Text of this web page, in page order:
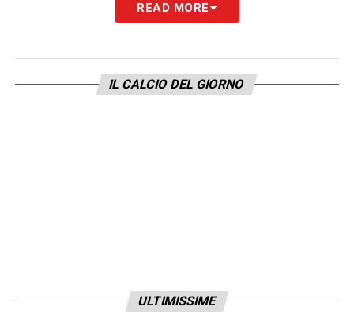
La situazione in casa Juventus
davanti a scadenze precise e ha la forte e
indifferibile necessità di incassarepiù di 50
a sacrificare qualche pezzo pregiato della
READ MORE
IL CALCIO DEL GIORNO
ULTIMISSIME